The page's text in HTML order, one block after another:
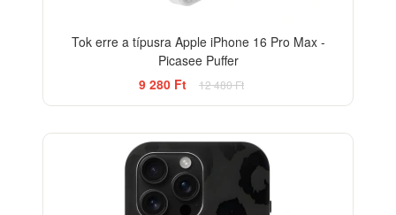
Tok erre a típusra Apple iPhone 16 Pro Max -
Picasee Puffer
9 280 Ft
12 480 Ft